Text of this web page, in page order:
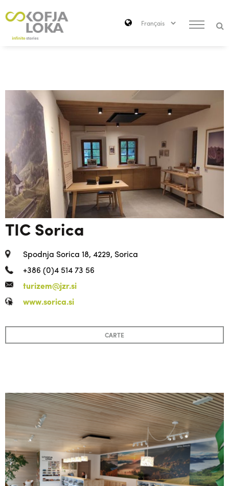
TIC Sorica
Spodnja Sorica 18, 4229, Sorica
+386 (0)4 514 73 56
turizem@jzr.si
www.sorica.si
CARTE